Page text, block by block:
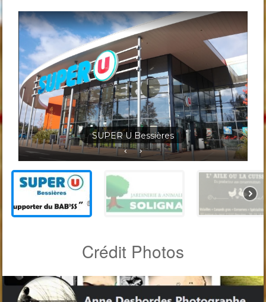
Jardineris Solignac Bessières
Crédit Photos